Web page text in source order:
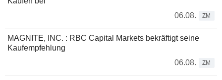
06.08.
ZM
MAGNITE, INC. : RBC Capital Markets bekräftigt seine
Kaufempfehlung
06.08.
ZM